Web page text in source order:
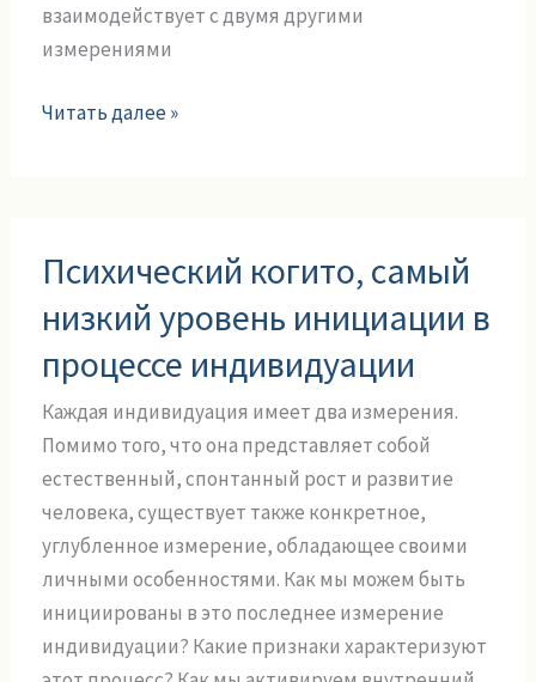
взаимодействует с двумя другими
измерениями
Читать далее »
Психический когито, самый
низкий уровень инициации в
процессе индивидуации
Каждая индивидуация имеет два измерения.
Помимо того, что она представляет собой
естественный, спонтанный рост и развитие
человека, существует также конкретное,
углубленное измерение, обладающее своими
личными особенностями. Как мы можем быть
инициированы в это последнее измерение
индивидуации? Какие признаки характеризуют
когито,
низкий
уровень
инициации
в